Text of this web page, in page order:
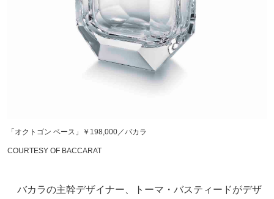
「オクトゴン ベース」￥198,000／バカラ
COURTESY OF BACCARAT
バカラの主幹デザイナー、トーマ・バスティードがデザ